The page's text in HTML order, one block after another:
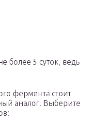
более 5 суток, ведь
фермента стоит
аналог. Выберите